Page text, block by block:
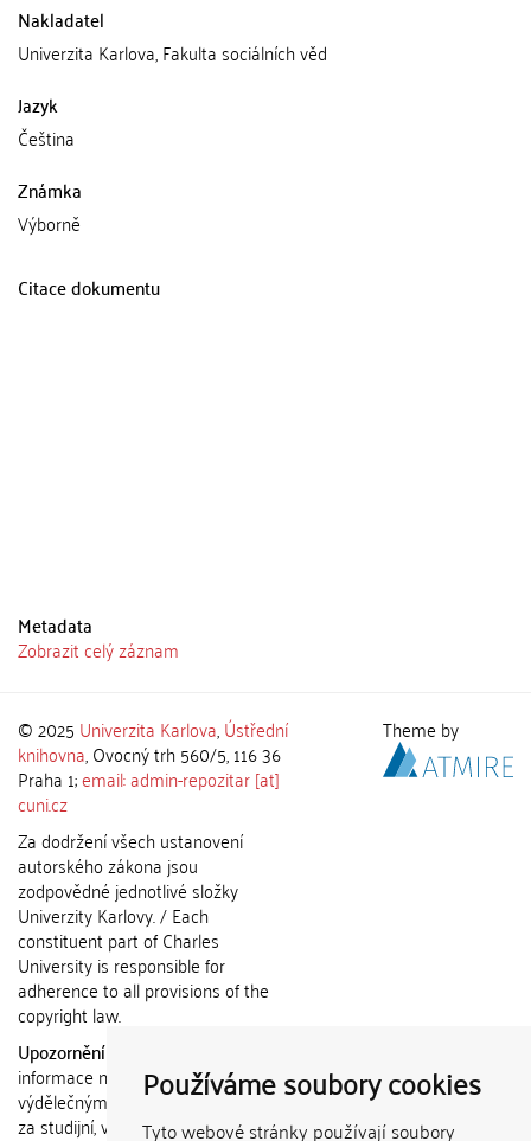
Používáme soubory cookies
Tyto webové stránky používají soubory
Nakladatel
Univerzita Karlova, Fakulta sociálních věd
Jazyk
Čeština
Známka
Výborně
Citace dokumentu
Metadata
Zobrazit celý záznam
© 2025 Univerzita Karlova,Ústřední
knihovna, Ovocný trh 560/5, 116 36
Praha 1;email: admin-repozitar [at]
cuni.cz
Za dodržení všech ustanovení
autorského zákona jsou
zodpovědné jednotlivé složky
Univerzity Karlovy. / Each
constituent part of Charles
University is responsible for
adherence to all provisions of the
copyright law.
Upozornění / Notice:
informace nemohou být použity k
výdělečným účelům nebo vydávány
za studijní, vědeckou nebo jinou
Theme by